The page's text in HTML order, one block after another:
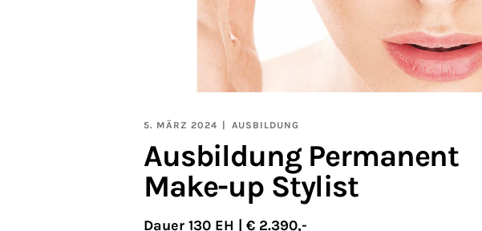
5. MÄRZ 2024 AUSBILDUNG
Ausbildung Permanent
Make-up Stylist
Dauer 130 EH | € 2.390,-